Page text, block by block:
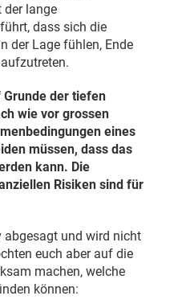
der lange
dass sich die
der Lage fühlen, Ende
Grunde der tiefen
wie vor grossen
eines
müssen, dass das
kann. Die
Risiken sind für
und wird nicht
euch aber auf die
machen, welche
können: